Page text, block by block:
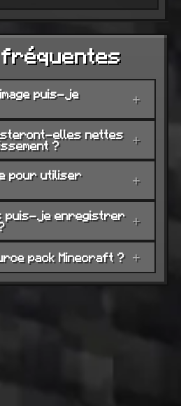
fréquentes
puis-je +
elles nettes
? +
pour utiliser +
puis-je enregistrer +
pack Minecraft ? +